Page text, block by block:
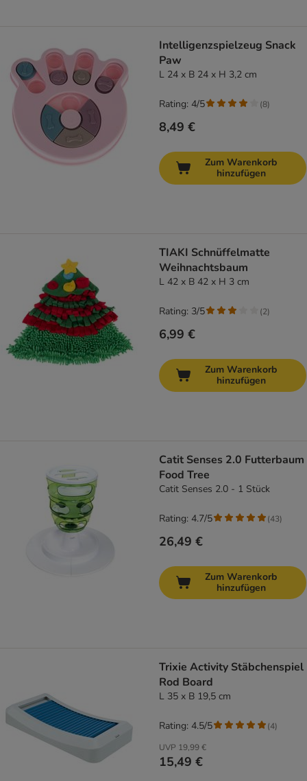
Intelligenzspielzeug Snack
Paw
L 24 x B 24 x H 3,2 cm
8,49 €
Rating: 4/5 (8)
Zum Warenkorb
hinzufügen
TIAKI Schnüffelmatte
Weihnachtsbaum
L 42 x B 42 x H 3 cm
6,99 €
Rating: 3/5 (2)
Zum Warenkorb
hinzufügen
Catit Senses 2.0 Futterbaum
Food Tree
Catit Senses 2.0 - 1 Stück
26,49 €
Rating: 4.7/5 (43)
Zum Warenkorb
hinzufügen
Trixie Activity Stäbchenspiel
Rod Board
L 35 x B 19,5 cm
UVP 19,99 €
15,49 €
Rating: 4.5/5 (4)